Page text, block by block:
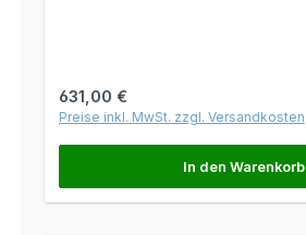
Regulärer Preis:
631,00 €
Preise inkl. MwSt. zzgl. Versandkosten
In den Warenkorb